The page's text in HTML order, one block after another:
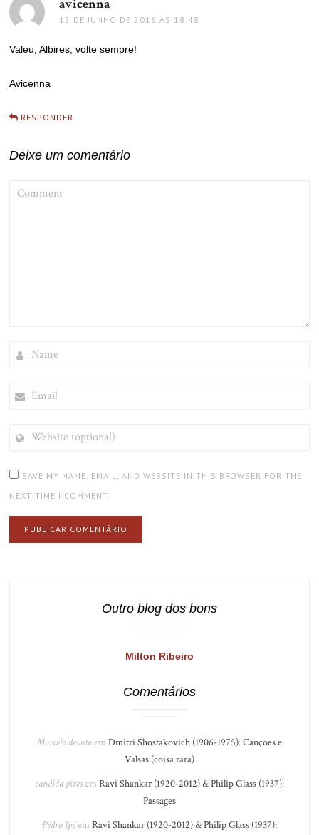
avicenna
12 DE JUNHO DE 2016 ÀS 18:48
Valeu, Albires, volte sempre!
Avicenna
RESPONDER
Deixe um comentário
(OPTIONAL)
SAVE MY NAME, EMAIL, AND WEBSITE IN THIS BROWSER FOR THE
NEXT TIME I COMMENT.
Outro blog dos bons
Milton Ribeiro
Comentários
Marcelo devotoem Dmitri Shostakovich (1906-1975): Canções e
Valsas (coisa rara)
candida piresem Ravi Shankar (1920-2012) & Philip Glass (1937):
Passages
Pedro Ipêem Ravi Shankar (1920-2012) & Philip Glass (1937):